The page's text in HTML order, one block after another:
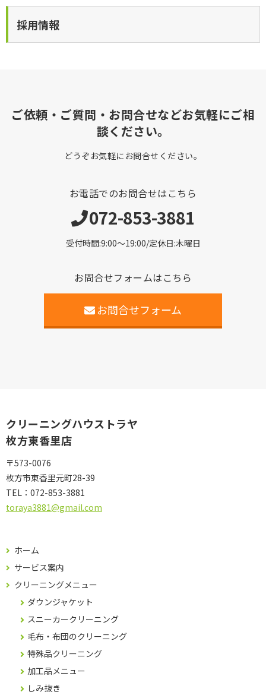
採用情報
ご依頼・ご質問・お問合せなどお気軽にご相
談ください。
どうぞお気軽にお問合せください。
お電話でのお問合せはこちら
072-853-3881
受付時間:9:00〜19:00/定休日:木曜日
お問合せフォームはこちら
お問合せフォーム
クリーニングハウストラヤ
枚方東香里店
〒573-0076
枚方市東香里元町28-39
TEL： 072-853-3881
toraya3881@gmail.com
ホーム
サービス案内
クリーニングメニュー
ダウンジャケット
スニーカークリーニング
毛布・布団のクリーニング
特殊品クリーニング
加工品メニュー
しみ抜き